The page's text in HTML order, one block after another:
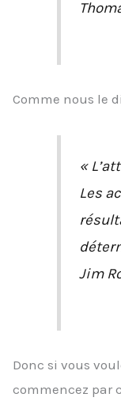
Comme nous le
«
Les
Jim
Donc si vous
commencez par